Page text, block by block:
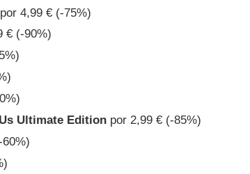
por 4,99 € (-75%)
€ (-90%)
Ultimate Edition por 2,99 € (-85%)